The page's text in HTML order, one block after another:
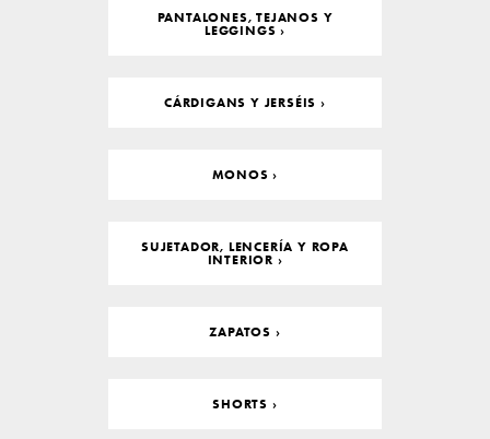
PANTALONES, TEJANOS Y
LEGGINGS ›
CÁRDIGANS Y JERSÉIS ›
MONOS ›
SUJETADOR, LENCERÍA Y ROPA
INTERIOR ›
ZAPATOS ›
SHORTS ›